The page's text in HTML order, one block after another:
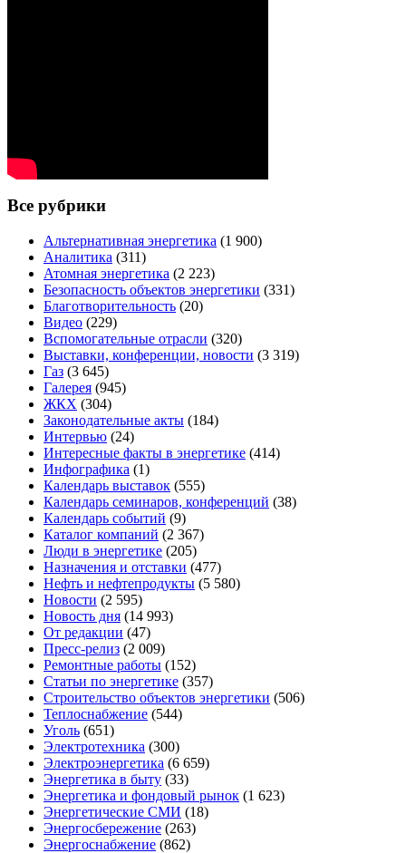
Все рубрики
Альтернативная энергетика (1 900)
Аналитика (311)
Атомная энергетика (2 223)
Безопасность объектов энергетики (331)
Благотворительность (20)
Видео (229)
Вспомогательные отрасли (320)
Выставки, конференции, новости (3 319)
Газ (3 645)
Галерея (945)
ЖКХ (304)
Законодательные акты (184)
Интервью (24)
Интересные факты в энергетике (414)
Инфографика (1)
Календарь выставок (555)
Календарь семинаров, конференций (38)
Календарь событий (9)
Каталог компаний (2 367)
Люди в энергетике (205)
Назначения и отставки (477)
Нефть и нефтепродукты (5 580)
Новости (2 595)
Новость дня (14 993)
От редакции (47)
Пресс-релиз (2 009)
Ремонтные работы (152)
Статьи по энергетике (357)
Строительство объектов энергетики (506)
Теплоснабжение (544)
Уголь (651)
Электротехника (300)
Электроэнергетика (6 659)
Энергетика в быту (33)
Энергетика и фондовый рынок (1 623)
Энергетические СМИ (18)
Энергосбережение (263)
Энергоснабжение (862)